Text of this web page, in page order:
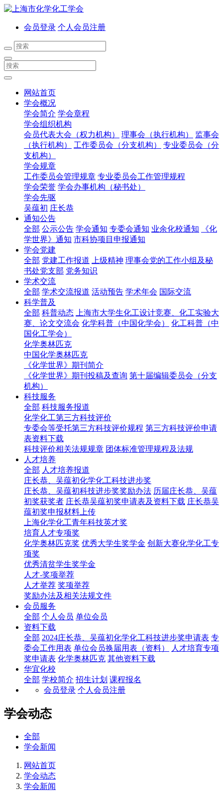
会员登录 个人会员注册
网站首页
学会概况
学会简介 学会章程
学会组织机构
会员代表大会（权力机构）
理事会（执行机构）
监事会
（执行机构）
工作委员会（分支机构）
专业委员会（分
支机构）
学会规章
工作委员会管理规章 专业委员会工作管理规程
学会荣誉 学会办事机构（秘书处）
学会先驱
吴蕴初 庄长恭
通知公告
全部 公示公告 学会通知 专委会通知 业余化校通知
《化
学世界》通知 市科协项目申报通知
学会党建
全部 党建工作报道 上级精神 理事会党的工作小组及秘
书处党支部 党务知识
学术交流
全部 学术交流报道 活动预告 学术年会 国际交流
科学普及
全部 科普动态
上海市大学生化工设计竞赛、化工实验大
赛、论文交流会 化学科普（中国化学会）
化工科普（中
国化工学会）
化学奥林匹克
中国化学奥林匹克
《化学世界》期刊简介
《化学世界》期刊投稿及查询 第十届编辑委员会（分支
机构）
科技服务
全部 科技服务报道
化学化工第三方科技评价
专委会等受托第三方科技评价规程 第三方科技评价申请
表资料下载
科技评价相关法规规章 团体标准管理规程及法规
人才培养
全部 人才培养报道
庄长恭、吴蕴初化学化工科技进步奖
庄长恭、吴蕴初科技进步奖奖励办法 历届庄长恭、吴蕴
初奖获奖者 庄长恭吴蕴初奖申请表及资料下载 庄长恭吴
蕴初奖申报材料上传
上海化学化工青年科技英才奖
培育人才专项奖
化学奥林匹克奖 优秀大学生奖学金 创新大赛化学化工专
项奖
优秀清贫学生奖学金
人才-奖项举荐
人才举荐 奖项举荐
奖励办法及相关法规文件
会员服务
全部 个人会员 单位会员
资料下载
全部 2024庄长恭、吴蕴初化学化工科技进步奖申请表 专
委会工作用表 单位会员换届用表（资料）
人才培育专项
奖申请表 化学奥林匹克 其他资料下载
华宜化校
全部 学校简介 招生计划 课程报名
会员登录 个人会员注册
学会动态
全部
学会新闻
网站首页
学会动态
学会新闻